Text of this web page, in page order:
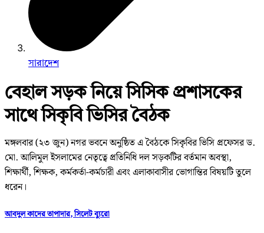
সারাদেশ
বেহাল সড়ক নিয়ে সিসিক প্রশাসকের
সাথে সিকৃবি ভিসির বৈঠক
মঙ্গলবার (২৩ জুন) নগর ভবনে অনুষ্ঠিত এ বৈঠকে সিকৃবির ভিসি প্রফেসর ড.
মো. আলিমুল ইসলামের নেতৃত্বে প্রতিনিধি দল সড়কটির বর্তমান অবস্থা,
শিক্ষার্থী, শিক্ষক, কর্মকর্তা-কর্মচারী এবং এলাকাবাসীর ভোগান্তির বিষয়টি তুলে
ধরেন।
আবদুল কাদের তাপাদার, সিলেট ব্যুরো